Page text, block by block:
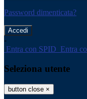
Password dimenticata?
-
Entra con SPID Entra
Seleziona utente
button close ×